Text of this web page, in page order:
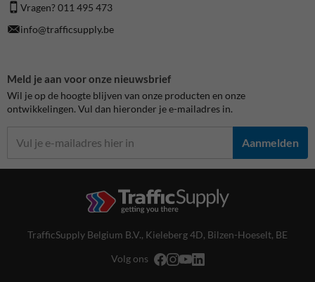
Vragen? 011 495 473
info@trafficsupply.be
Meld je aan voor onze nieuwsbrief
Wil je op de hoogte blijven van onze producten en onze
ontwikkelingen. Vul dan hieronder je e-mailadres in.
Aanmelden
TrafficSupply Belgium B.V., Kieleberg 4D, Bilzen-Hoeselt, BE
Volg ons